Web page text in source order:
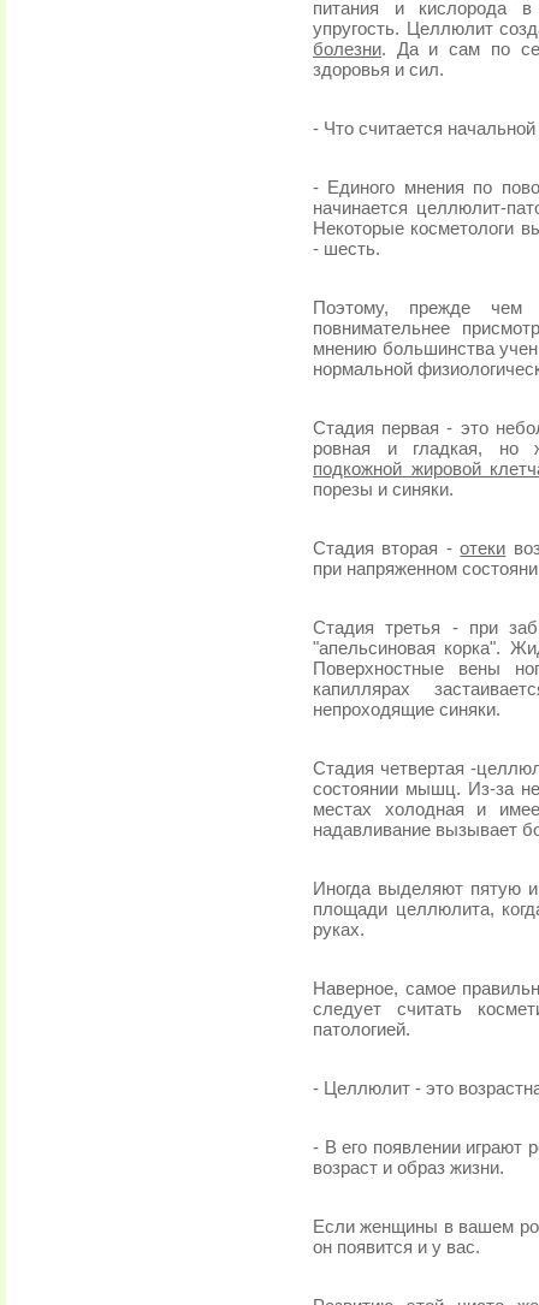
питания и кислорода
упругость. Целлюлит
болезни. Да и сам по
здоровья и сил.
- Что считается
- Единого мнения по
начинается целлюлит-
Некоторые косметологи
- шесть.
Поэтому, прежде чем
повнимательнее
мнению большинства
нормальной
Стадия первая - это
ровная и гладкая, но
подкожной жировой
порезы и синяки.
Стадия вторая -отеки
при напряженном
Стадия третья - при
"апельсиновая корка".
Поверхностные вены
капиллярах
непроходящие синяки.
Стадия четвертая -
состоянии мышц. Из-за
местах холодная и
надавливание вызывает
Иногда выделяют пятую
площади целлюлита,
руках.
Наверное, самое
следует считать
патологией.
- Целлюлит - это
- В его появлении играют
возраст и образ жизни.
Если женщины в вашем
он появится и у вас.